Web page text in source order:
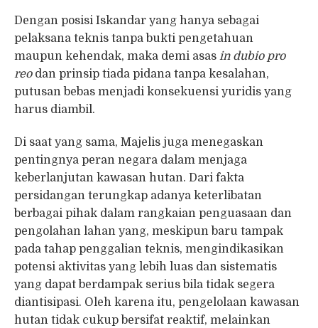
Dengan posisi Iskandar yang hanya sebagai
pelaksana teknis tanpa bukti pengetahuan
maupun kehendak, maka demi asas in dubio pro
reodan prinsip tiada pidana tanpa kesalahan,
putusan bebas menjadi konsekuensi yuridis yang
harus diambil.
Di saat yang sama, Majelis juga menegaskan
pentingnya peran negara dalam menjaga
keberlanjutan kawasan hutan. Dari fakta
persidangan terungkap adanya keterlibatan
berbagai pihak dalam rangkaian penguasaan dan
pengolahan lahan yang, meskipun baru tampak
pada tahap penggalian teknis, mengindikasikan
potensi aktivitas yang lebih luas dan sistematis
yang dapat berdampak serius bila tidak segera
diantisipasi. Oleh karena itu, pengelolaan kawasan
hutan tidak cukup bersifat reaktif, melainkan